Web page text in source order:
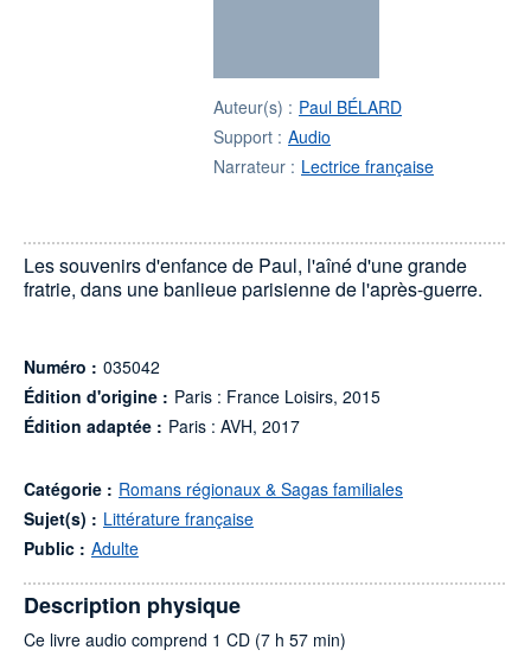
Auteur(s) : Paul BÉLARD
Support : Audio
Narrateur : Lectrice française
Les souvenirs d'enfance de Paul, l'aîné d'une grande
fratrie, dans une banlieue parisienne de l'après-guerre.
Numéro : 035042
Édition d'origine : Paris : France Loisirs, 2015
Édition adaptée : Paris : AVH, 2017
Catégorie : Romans régionaux & Sagas familiales
Sujet(s) : Littérature française
Public : Adulte
Description physique
Ce livre audio comprend 1 CD (7 h 57 min)